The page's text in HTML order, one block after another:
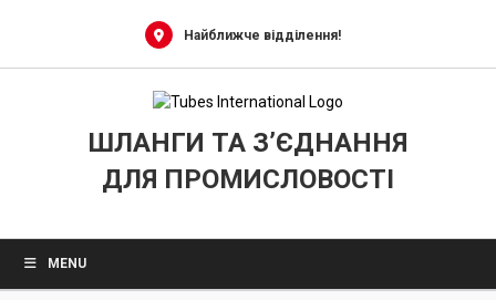
Найближче відділення!
ШЛАНГИ ТА З’ЄДНАННЯ
ДЛЯ ПРОМИСЛОВОСТІ
MENU